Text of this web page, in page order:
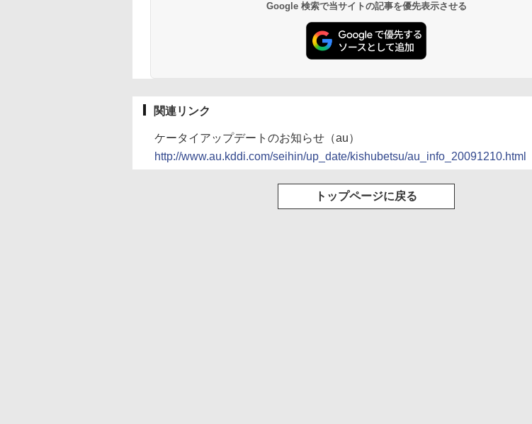
Google 検索で当サイトの記事を優先表示させる
関連リンク
ケータイアップデートのお知らせ（au）
http://www.au.kddi.com/seihin/up_date/kishubetsu/au_info_20091210.html
トップページに戻る